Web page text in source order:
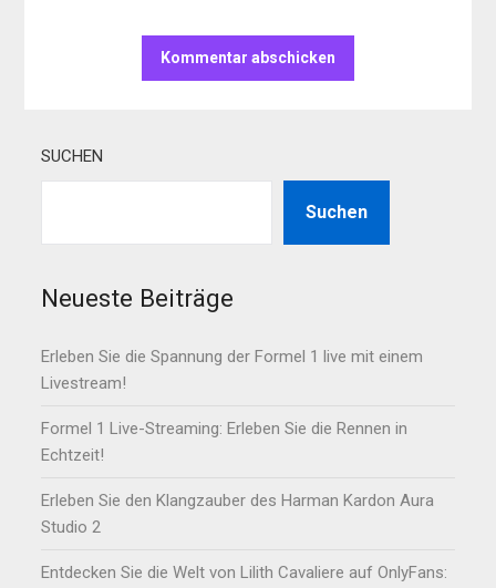
SUCHEN
Suchen
Neueste Beiträge
Erleben Sie die Spannung der Formel 1 live mit einem
Livestream!
Formel 1 Live-Streaming: Erleben Sie die Rennen in
Echtzeit!
Erleben Sie den Klangzauber des Harman Kardon Aura
Studio 2
Entdecken Sie die Welt von Lilith Cavaliere auf OnlyFans: